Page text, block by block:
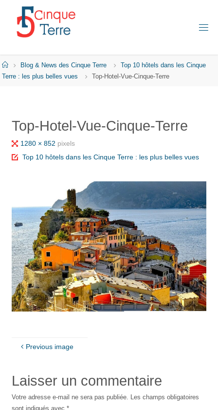
content
Q
UE
E
TA
E
HomeBlog & News des Cinque Terre
Top 10 hôtels dans les Cinque
Terre : les plus belles vues
Top-Hotel-Vue-Cinque-Terre
Top-Hotel-Vue-Cinque-Terre
Full
size
1280 × 852 pixels
Top 10 hôtels dans les Cinque Terre : les plus belles vues
Previous image
Laisser un commentaire
Votre adresse e-mail ne sera pas publiée. Les champs obligatoires
sont indiqués avec*